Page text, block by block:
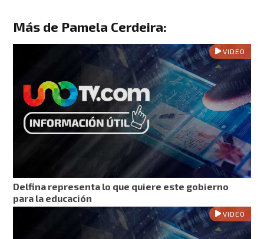
Más de Pamela Cerdeira:
VIDEO
Delfina representa lo que quiere este gobierno
para la educación
VIDEO